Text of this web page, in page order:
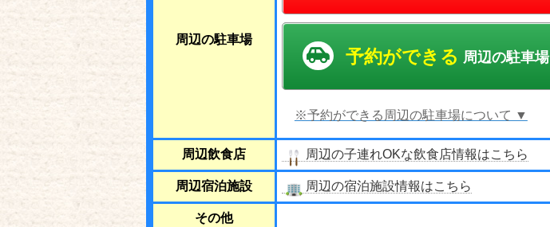
周辺の駐車場
予約ができる 周辺の駐車場
※予約ができる周辺の駐車場について ▼
周辺飲食店 周辺の子連れOKな飲食店情報はこちら
周辺宿泊施設 周辺の宿泊施設情報はこちら
その他